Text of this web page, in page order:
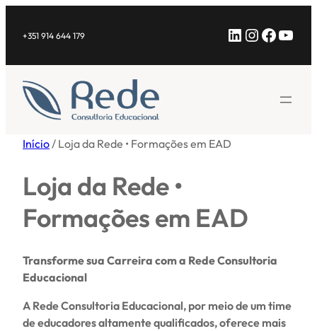
para
conteúdo
+351 914 644 179 LinkedIn
Início / Loja da Rede • Formações em EAD
Loja da Rede •
Formações em EAD
Transforme sua Carreira com a Rede Consultoria
Educacional
A Rede Consultoria Educacional, por meio de um time
de educadores altamente qualificados, oferece mais